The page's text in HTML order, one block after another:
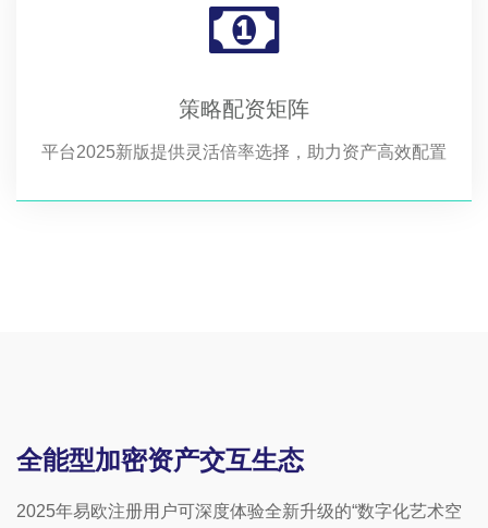
策略配资矩阵
平台2025新版提供灵活倍率选择，助力资产高效配置
全能型加密资产交互生态
2025年易欧注册用户可深度体验全新升级的“数字化艺术空